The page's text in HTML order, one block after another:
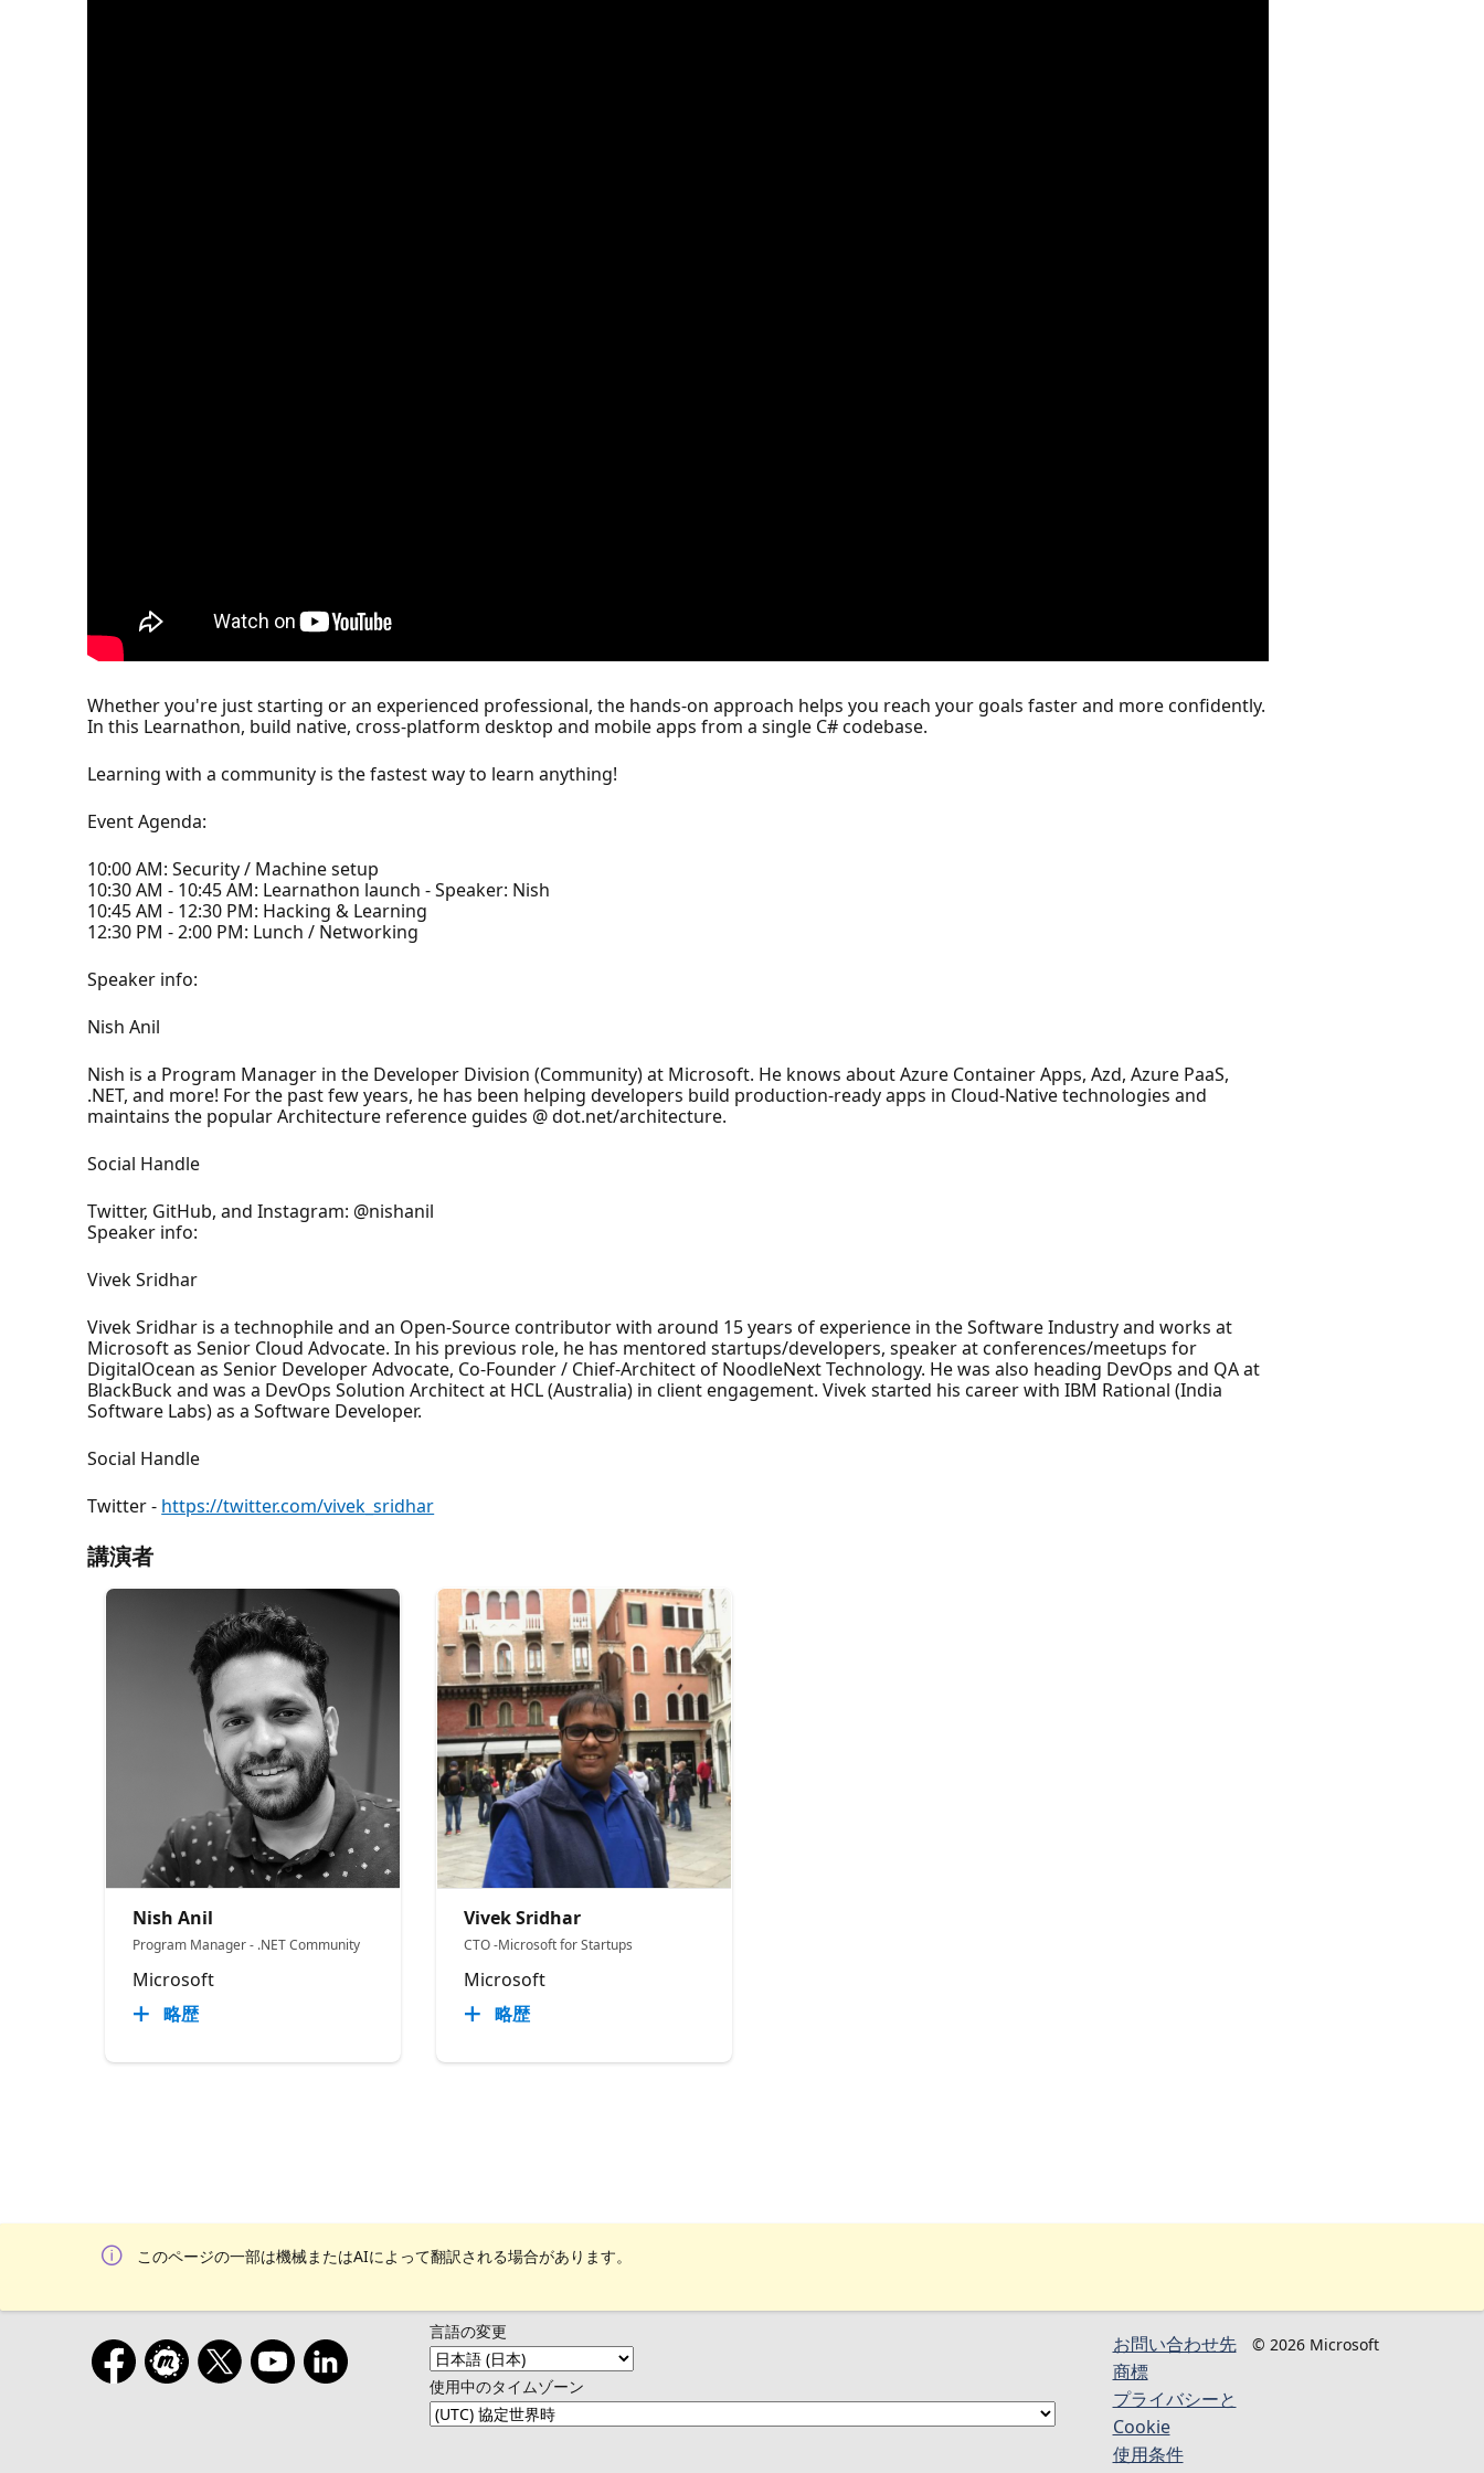
Whether you're just starting or an experienced professional, the hands-on approach helps you reach your goals faster and more confidently.
In this Learnathon, build native, cross-platform desktop and mobile apps from a single C# codebase.
Learning with a community is the fastest way to learn anything!
Event Agenda:
10:00 AM: Security / Machine setup
10:30 AM - 10:45 AM: Learnathon launch - Speaker: Nish
10:45 AM - 12:30 PM: Hacking & Learning
12:30 PM - 2:00 PM: Lunch / Networking
Speaker info:
Nish Anil
Nish is a Program Manager in the Developer Division (Community) at Microsoft. He knows about Azure Container Apps, Azd, Azure PaaS,
.NET, and more! For the past few years, he has been helping developers build production-ready apps in Cloud-Native technologies and
maintains the popular Architecture reference guides @ dot.net/architecture.
Social Handle
Twitter, GitHub, and Instagram: @nishanil
Speaker info:
Vivek Sridhar
Vivek Sridhar is a technophile and an Open-Source contributor with around 15 years of experience in the Software Industry and works at
Microsoft as Senior Cloud Advocate. In his previous role, he has mentored startups/developers, speaker at conferences/meetups for
DigitalOcean as Senior Developer Advocate, Co-Founder / Chief-Architect of NoodleNext Technology. He was also heading DevOps and QA at
BlackBuck and was a DevOps Solution Architect at HCL (Australia) in client engagement. Vivek started his career with IBM Rational (India
Software Labs) as a Software Developer.
Social Handle
Twitter - https://twitter.com/vivek_sridhar
講演者
Nish Anil
Program Manager - .NET Community
Microsoft
略歴
Vivek Sridhar
CTO -Microsoft for Startups
Microsoft
略歴
このページの一部は機械またはAIによって翻訳される場合があります。
言語の変更
使用中のタイムゾーン
お問い合わせ先
商標
プライバシーと
Cookie
使用条件
© 2026 Microsoft